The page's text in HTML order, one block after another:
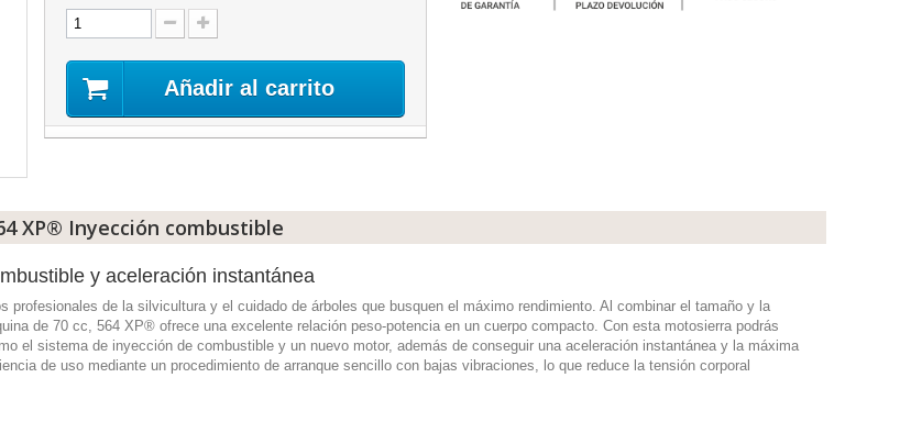
Añadir al carrito
XP® Inyección combustible
y aceleración instantánea
profesionales de la silvicultura y el cuidado de árboles que busquen el máximo rendimiento. Al combinar el tamaño y la
de 70 cc, 564 XP® ofrece una excelente relación peso-potencia en un cuerpo compacto. Con esta motosierra podrás
el sistema de inyección de combustible y un nuevo motor, además de conseguir una aceleración instantánea y la máxima
de uso mediante un procedimiento de arranque sencillo con bajas vibraciones, lo que reduce la tensión corporal